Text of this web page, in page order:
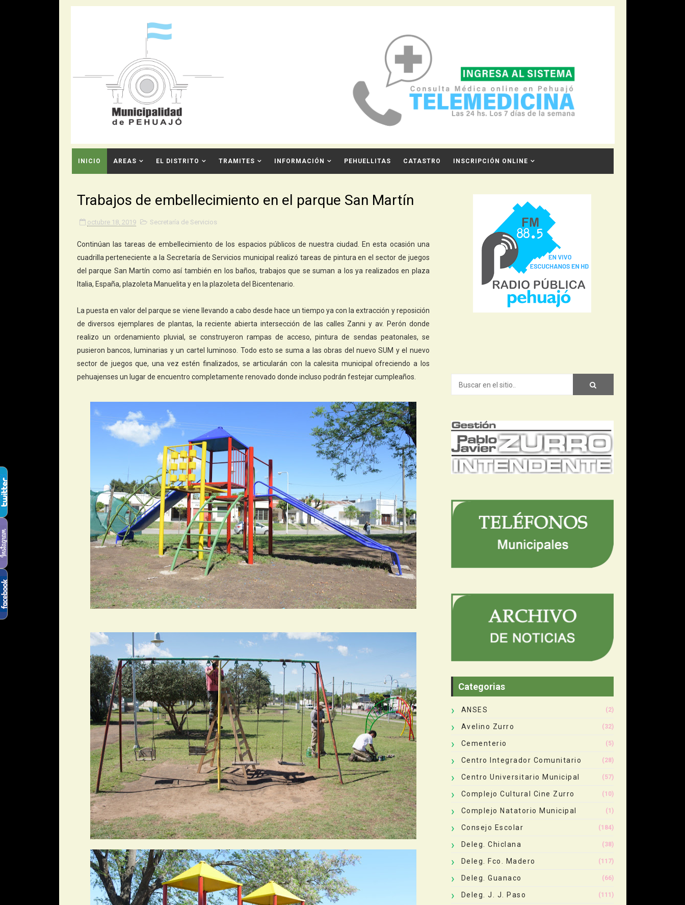
INICIO AREAS EL DISTRITO TRAMITES INFORMACIÓN PEHUELLITAS CATASTRO INSCRIPCIÓN ONLINE
Trabajos de embellecimiento en el parque San Martín
octubre 18, 2019 Secretaría de Servicios
Continúan las tareas de embellecimiento de los espacios públicos de nuestra ciudad. En esta ocasión una
cuadrilla perteneciente a la Secretaría de Servicios municipal realizó tareas de pintura en el sector de juegos
del parque San Martín como así también en los baños, trabajos que se suman a los ya realizados en plaza
Italia, España, plazoleta Manuelita y en la plazoleta del Bicentenario.
La puesta en valor del parque se viene llevando a cabo desde hace un tiempo ya con la extracción y reposición
de diversos ejemplares de plantas, la reciente abierta intersección de las calles Zanni y av. Perón donde
realizo un ordenamiento pluvial, se construyeron rampas de acceso, pintura de sendas peatonales, se
pusieron bancos, luminarias y un cartel luminoso. Todo esto se suma a las obras del nuevo SUM y el nuevo
sector de juegos que, una vez estén finalizados, se articularán con la calesita municipal ofreciendo a los
pehuajenses un lugar de encuentro completamente renovado donde incluso podrán festejar cumpleaños.
Categorias
ANSES (2)
Avelino Zurro (32)
Cementerio (5)
Centro Integrador Comunitario (28)
Centro Universitario Municipal (57)
Complejo Cultural Cine Zurro (10)
Complejo Natatorio Municipal (1)
Consejo Escolar (184)
Deleg. Chiclana (38)
Deleg. Fco. Madero (117)
Deleg. Guanaco (66)
Deleg. J. J. Paso (111)